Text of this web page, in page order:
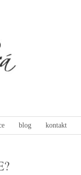
blog kontakt